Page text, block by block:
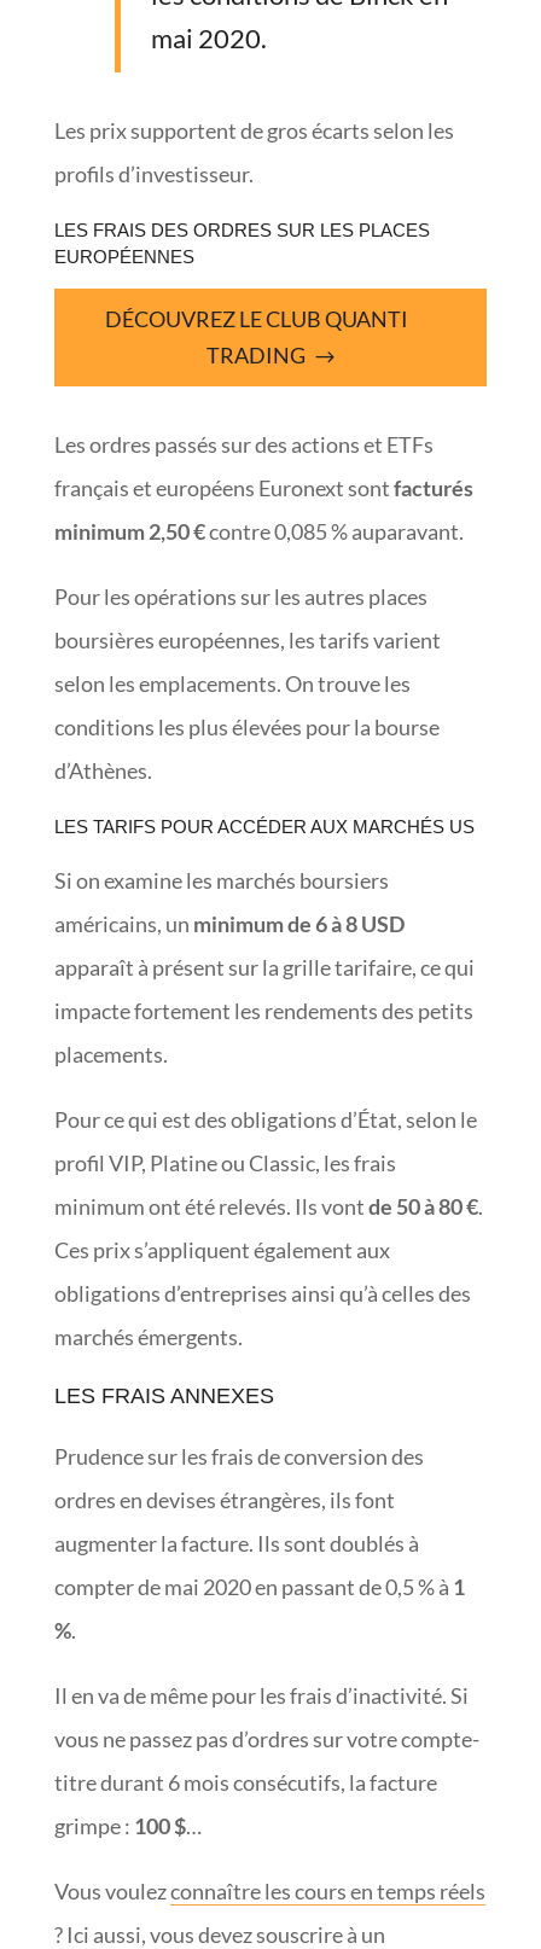
mai 2020.
Les prix supportent de gros écarts selon les
profils d’investisseur.
LES FRAIS DES ORDRES SUR LES PLACES
EUROPÉENNES
DÉCOUVREZ LE CLUB QUANTI
TRADING
Les ordres passés sur des actions et ETFs
français et européens Euronext sontfacturés
minimum 2,50 €contre 0,085 % auparavant.
Pour les opérations sur les autres places
boursières européennes, les tarifs varient
selon les emplacements. On trouve les
conditions les plus élevées pour la bourse
d’Athènes.
LES TARIFS POUR ACCÉDER AUX MARCHÉS US
Si on examine les marchés boursiers
américains, un minimum de 6 à 8 USD
apparaît à présent sur la grille tarifaire, ce qui
impacte fortement les rendements des petits
placements.
Pour ce qui est des obligations d’État, selon le
profil VIP, Platine ou Classic, les frais
minimum ont été relevés. Ils vontde 50 à 80 €.
Ces prix s’appliquent également aux
obligations d’entreprises ainsi qu’à celles des
marchés émergents.
LES FRAIS ANNEXES
Prudence sur les frais de conversion des
ordres en devises étrangères, ils font
augmenter la facture. Ils sont doublés à
compter de mai 2020 en passant de 0,5 % à 1
%.
Il en va de même pour les frais d’inactivité. Si
vous ne passez pas d’ordres sur votre compte-
titre durant 6 mois consécutifs, la facture
grimpe : 100 $…
Vous voulezconnaître les cours en temps réels
? Ici aussi, vous devez souscrire à un